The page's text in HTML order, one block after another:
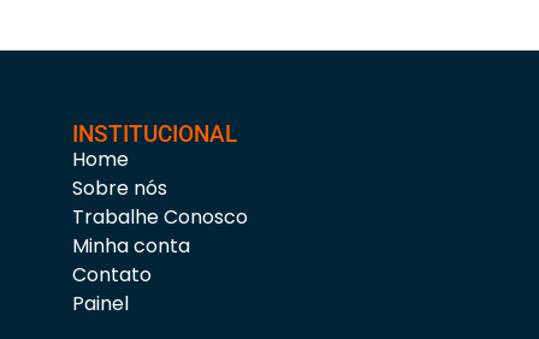
INSTITUCIONAL
Home
Sobre nós
Trabalhe Conosco
Minha conta
Contato
Painel